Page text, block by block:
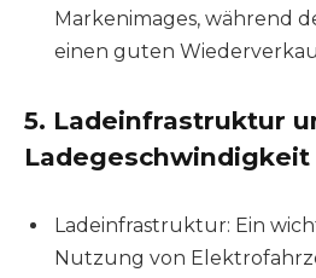
Markenimages, während
einen guten
5. Ladeinfrastruktur
Ladegeschwindigkeit
Ladeinfrastruktur: Ein
Nutzung von